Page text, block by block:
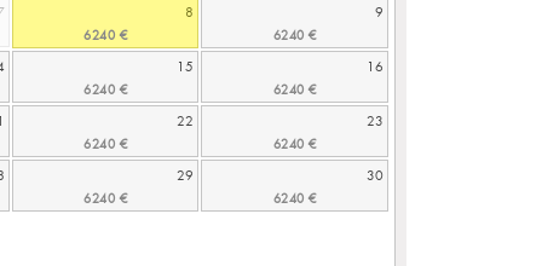
8 9
15 16
22 23
29 30